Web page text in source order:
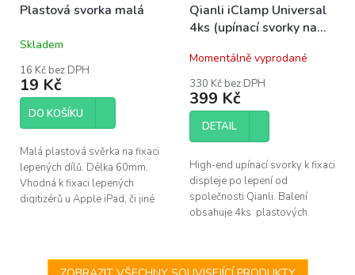
Plastová svorka malá
Průměrné
produktu
je
5,0
hvězdiček.
Skladem
16 Kč bez DPH
19 Kč
DO KOŠÍKU
Malá plastová svěrka na fixaci
lepených dílů. Délka 60mm.
Vhodná k fixaci lepených
digitizérů u Apple iPad, či jiné
Qianli iClamp Universal
4ks (upínací svorky na
Momentálně vyprodané
330 Kč bez DPH
399 Kč
DETAIL
High-end upínací svorky k fixaci
displeje po lepení od
společnosti Qianli. Balení
obsahuje 4ks plastových